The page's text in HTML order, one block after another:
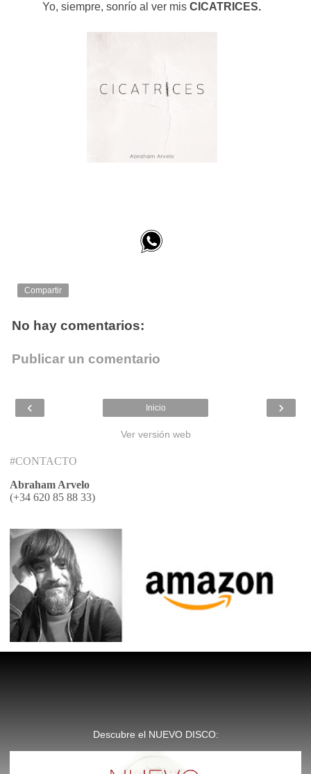
Yo, siempre, sonrío al ver misCICATRICES.
Compartir
No hay comentarios:
Publicar un comentario
‹ ›
Inicio
Ver versión web
#CONTACTO
Abraham Arvelo
(+34 620 85 88 33)
Descubre el NUEVO DISCO: